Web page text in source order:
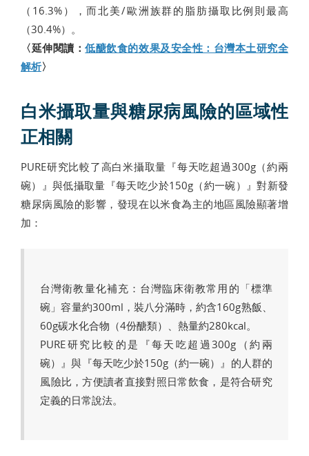
（16.3%），而北美/歐洲族群的脂肪攝取比例則最高
（30.4%）。
〈延伸閱讀：低醣飲食的效果及安全性：台灣本土研究全
解析〉
白米攝取量與糖尿病風險的區域性
正相關
PURE研究比較了高白米攝取量『每天吃超過300g（約兩
碗）』與低攝取量『每天吃少於150g（約一碗）』對新發
糖尿病風險的影響，發現在以米食為主的地區風險顯著增
加：
台灣衛教量化補充：台灣臨床衛教常用的「標準
碗」容量約300ml，裝八分滿時，約含160g熟飯、
60g碳水化合物（4份醣類）、熱量約280kcal。
PURE研究比較的是『每天吃超過300g（約兩
碗）』與『每天吃少於150g（約一碗）』的人群的
風險比，方便讀者直接對照日常飲食，是符合研究
定義的日常說法。